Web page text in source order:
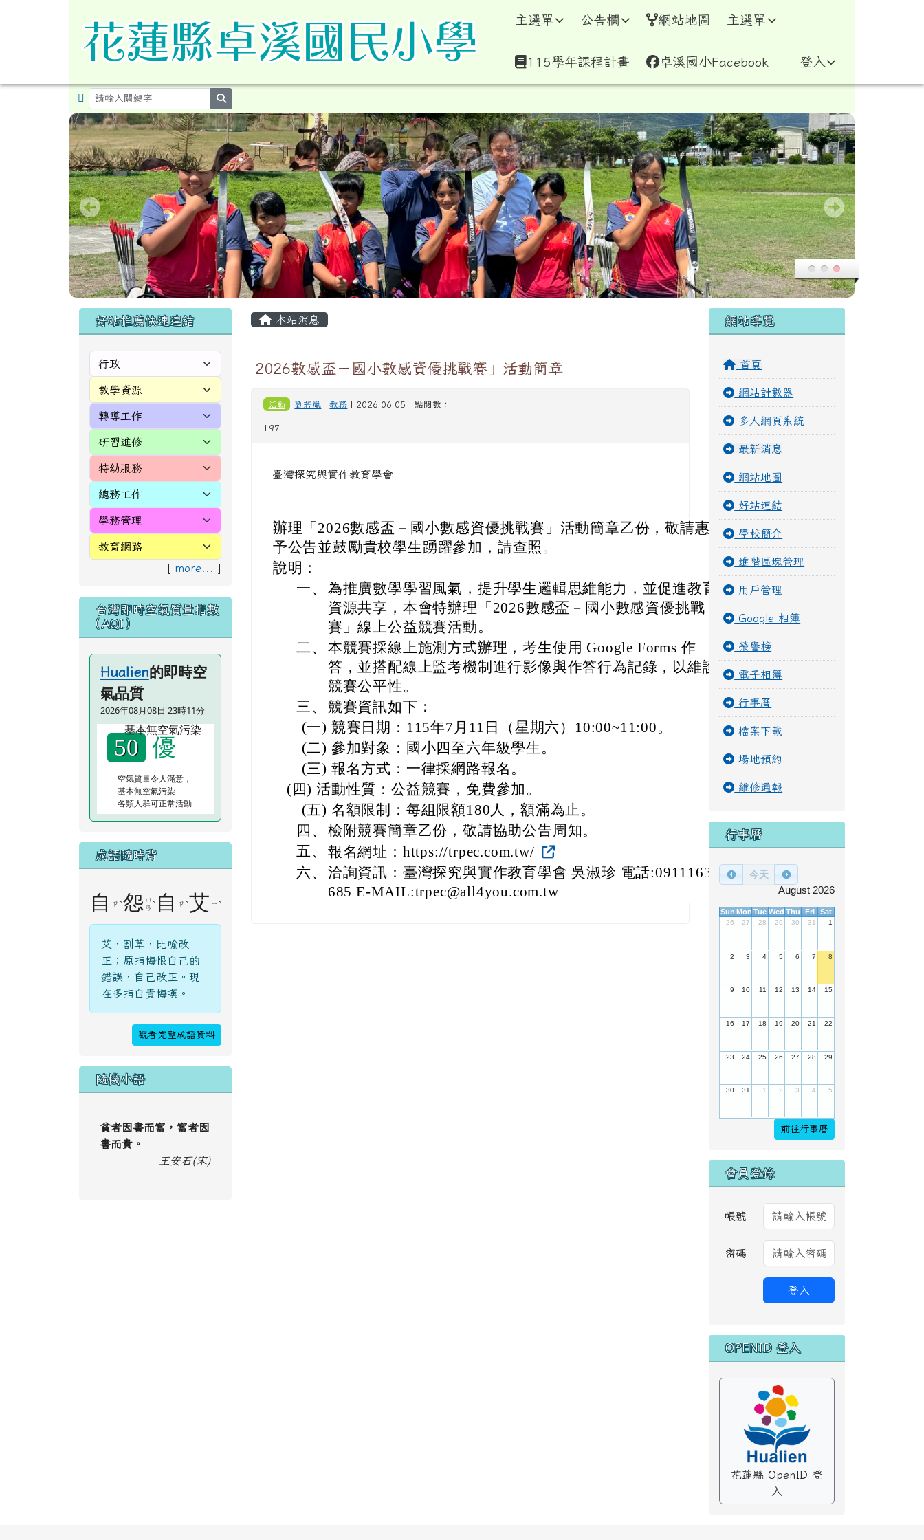
花蓮縣卓溪鄉卓溪國民小學暨附設幼兒園全球資訊網
主選單 公告欄 網站地圖 主選單
115學年課程計畫 卓溪國小Facebook 登入
左邊區域內容
好站推薦快速連結
[ more... ]
台灣即時空氣質量指數
（AQI）
Hualien的即時空
氣品質
2026年08月08日 23時11分
50 優
空氣質量令人滿意，
基本無空氣污染
各類人群可正常活動
成語隨時背
自 ㄗ ˋ怨 ㄩ
ㄢ ˋ 自 ㄗ ˋ艾 ㄧ ˋ
艾，割草，比喻改
正；原指悔恨自己的
錯誤，自己改正。現
在多指自責悔嘆。
觀看完整成語資料
隨機小語
貧者因書而富，富者因
書而貴。
王安石(宋)
主內容區域
本站消息
2026數感盃－國小數感資優挑戰賽」活動簡章
活動 劉若嵐 -教務 | 2026-06-05 | 點閱數：
197
臺灣探究與實作教育學會
辦理「2026數感盃－國小數感資優挑戰賽」活動簡章乙份，敬請惠
予公告並鼓勵貴校學生踴躍參加，請查照。
說明：
一、 為推廣數學學習風氣，提升學生邏輯思維能力，並促進教育
資源共享，本會特辦理「2026數感盃－國小數感資優挑戰
賽」線上公益競賽活動。
二、 本競賽採線上施測方式辦理，考生使用 Google Forms 作
答，並搭配線上監考機制進行影像與作答行為記錄，以維護
競賽公平性。
三、 競賽資訊如下：
(一) 競賽日期：115年7月11日（星期六）10:00~11:00。
(二) 參加對象：國小四至六年級學生。
(三) 報名方式：一律採網路報名。
(四) 活動性質：公益競賽，免費參加。
(五) 名額限制：每組限額180人，額滿為止。
四、 檢附競賽簡章乙份，敬請協助公告周知。
五、 報名網址：https://trpec.com.tw/
六、 洽詢資訊：臺灣探究與實作教育學會 吳淑珍 電話:0911163
685 E-MAIL:trpec@all4you.com.tw
右邊區域內容
網站導覽
首頁
網站計數器
多人網頁系統
最新消息
網站地圖
好站連結
學校簡介
進階區塊管理
用戶管理
Google 相簿
榮譽榜
電子相簿
行事曆
檔案下載
場地預約
維修通報
行事曆
今天
August 2026
Sun Mon Tue Wed Thu Fri Sat
26 27 28 29 30 31 1
2 3 4 5 6 7 8
9 10 11 12 13 14 15
16 17 18 19 20 21 22
23 24 25 26 27 28 29
30 31 1 2 3 4 5
前往行事曆
會員登錄
帳號
密碼
登入
OPENID 登入
花蓮縣 OpenID 登
入
頁尾區域